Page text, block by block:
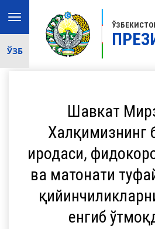
Toggle
navigation
ЎЗБ
Шавкат
Халқимизнинг
иродаси,
ва матонати
енгиб